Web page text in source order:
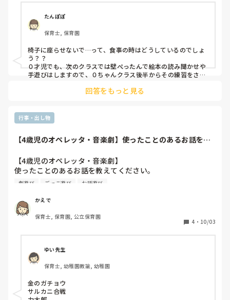
たのですがやはり周りから見ても座って読み聞かせに参加す
るというのは印象が良くないのでしょうか？
1.2歳クラスに上がってすぐに椅子に座らなければならなく
なり、大きな声で叱られている子どもたちを見ると早くから
身につけておけば…と思うことが多かったので皆さんの意見
を聞いてみたく質問いたしました。
たんぽぽ
保育士, 保育園
椅子に座らせないで…って、食事の時はどうしているのでしょ
う？？
０才児でも、次のクラスでは壁ぺったんで絵本の読み聞かせや
手遊びはしますので、０ちゃんクラス後半からその練習をさせ
『座って読み聞かせ』参加できたら親も喜び、読み聞かせ中も
話それましたが、次のクラスに繋げる習慣をつけるのは、当た
り前だと思います。
回答をもっと見る
行事・出し物
【4歳児のオペレッタ・音楽劇】使ったことのあるお話を教
【4歳児のオペレッタ・音楽劇】
使ったことのあるお話を教えてください。
また、選ぶときの基準や探し方がもしあればそれもお願いし
先輩方から過去の演目を見せて頂いたのですが、過去数年間
にやったお話と同じお話はできないので、ひとつでも多く教
劇遊び ごっこ遊び お話遊び
かえで
保育士, 保育園, 公立保育園
4 ・ 10/03
ゆい先生
保育士, 幼稚園教諭, 幼稚園
金のガチョウ
サルカニ合戦